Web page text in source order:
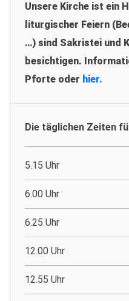
Unsere Kirche ist ein
liturgischer Feiern
…) sind Sakristei und
besichtigen.
Pforte oder hier.
Die täglichen Zeiten
5.15 Uhr
6.00 Uhr
6.25 Uhr
12.00 Uhr
12.55 Uhr